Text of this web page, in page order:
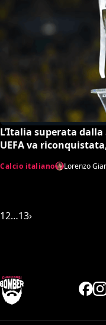
L’Italia superata
UEFA va
Calcio italiano Lorenzo
12…13›